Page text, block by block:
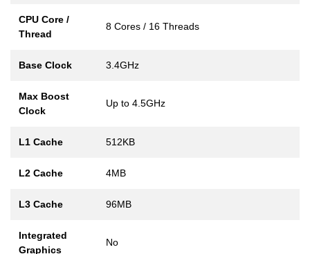
CPU Core /
Thread
8 Cores / 16 Threads
Base Clock 3.4GHz
Max Boost
Clock
Up to 4.5GHz
L1 Cache 512KB
L2 Cache 4MB
L3 Cache 96MB
Integrated
Graphics
No